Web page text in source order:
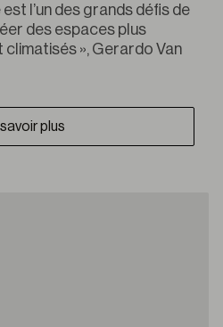
l’un des grands défis de
des espaces plus
», Gerardo Van
savoir plus